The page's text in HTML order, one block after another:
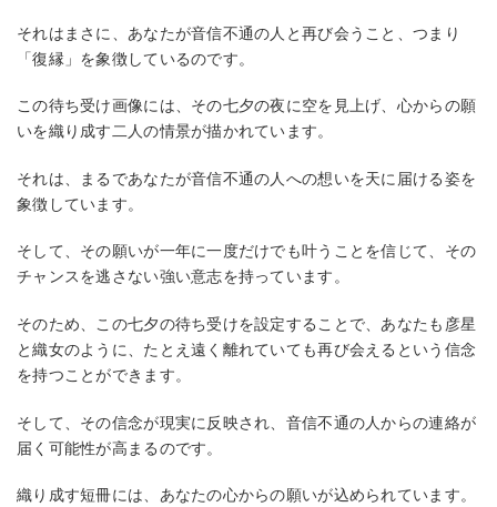
それはまさに、あなたが音信不通の人と再び会うこと、つまり
「復縁」を象徴しているのです。
この待ち受け画像には、その七夕の夜に空を見上げ、心からの願
いを織り成す二人の情景が描かれています。
それは、まるであなたが音信不通の人への想いを天に届ける姿を
象徴しています。
そして、その願いが一年に一度だけでも叶うことを信じて、その
チャンスを逃さない強い意志を持っています。
そのため、この七夕の待ち受けを設定することで、あなたも彦星
と織女のように、たとえ遠く離れていても再び会えるという信念
を持つことができます。
そして、その信念が現実に反映され、音信不通の人からの連絡が
届く可能性が高まるのです。
織り成す短冊には、あなたの心からの願いが込められています。